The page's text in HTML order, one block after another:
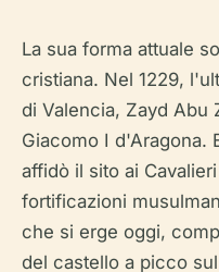
La sua forma attuale
cristiana. Nel 1229,
di Valencia, Zayd Abu
Giacomo I d'Aragona.
affidò il sito ai
fortificazioni
che si erge oggi,
del castello a picco